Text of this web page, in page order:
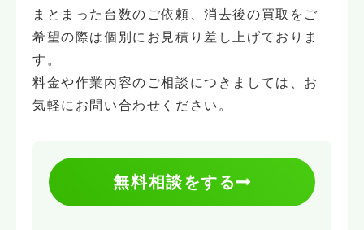
まとまった台数のご依頼、消去後の買取をご
希望の際は個別にお見積り差し上げておりま
す。
料金や作業内容のご相談につきましては、お
気軽にお問い合わせください。
無料相談をする